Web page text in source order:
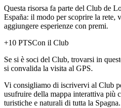
Questa risorsa fa parte del Club de
España: il modo per scoprire la rete,
aggiungere esperienze con premi.
+10 PTSCon il Club
Se si è soci del Club, trovarsi in
si convalida la visita al GPS.
Vi consigliamo di iscrivervi al Club
usufruire della mappa interattiva più
turistiche e naturali di tutta la Spagna.